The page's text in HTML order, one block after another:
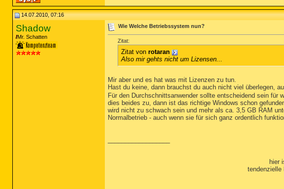
14.07.2010, 07:16
Shadow
Mr. Schatten
Wie Welche Betriebssystem nun?
Zitat:
Zitat von rotaran
Also mir gehts nicht um Lizensen...
Mir aber und es hat was mit Lizenzen zu tun.
Hast du keine, dann brauchst du auch nicht viel überlegen,
Für den Durchschnittsanwender sollte entscheidend sein für
dies beides zu, dann ist das richtige Windows schon
wird nicht zu schwach sein und mehr als ca. 3,5 GB RAM
Normalbetrieb - auch wenn sie für sich ganz ordentlich
hier
tendenzielle